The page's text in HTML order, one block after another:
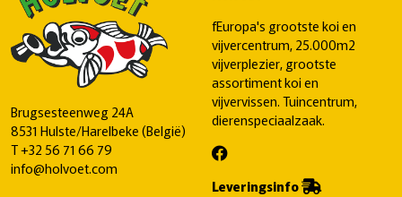
Brugsesteenweg 24A
8531 Hulste/Harelbeke (België)
T+32 56 71 66 79
info@holvoet.com
fEuropa's grootste koi en
vijvercentrum, 25.000m2
vijverplezier, grootste
assortiment koi en
vijvervissen. Tuincentrum,
dierenspeciaalzaak.
Leveringsinfo